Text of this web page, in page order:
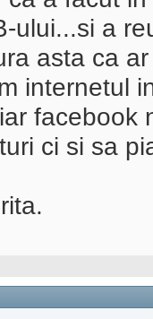
ului...si a
asta ca
internetul
facebook
ci si sa